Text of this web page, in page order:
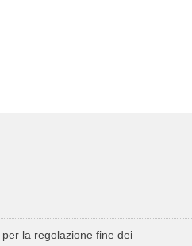
la regolazione fine dei